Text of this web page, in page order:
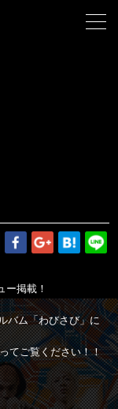
ー掲載！
バム「わびさび」に
てご覧ください！！